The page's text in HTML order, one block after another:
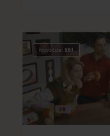
голосов: 283